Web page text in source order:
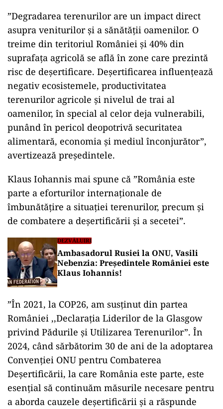
”Degradarea terenurilor are un impact direct
asupra veniturilor şi a sănătăţii oamenilor. O
treime din teritoriul României şi 40% din
suprafaţa agricolă se află în zone care prezintă
risc de deşertificare. Deşertificarea influenţează
negativ ecosistemele, productivitatea
terenurilor agricole şi nivelul de trai al
oamenilor, în special al celor deja vulnerabili,
punând în pericol deopotrivă securitatea
alimentară, economia şi mediul înconjurător”,
avertizează preşedintele.
Klaus Iohannis mai spune că ”România este
parte a eforturilor internaţionale de
îmbunătăţire a situaţiei terenurilor, precum şi
de combatere a deşertificării şi a secetei”.
DEZVĂLUIRI
Ambasadorul Rusiei la ONU, Vasili
Nebenzia: Președintele României este
Klaus Iohannis!
”În 2021, la COP26, am susţinut din partea
României ,,Declaraţia Liderilor de la Glasgow
privind Pădurile şi Utilizarea Terenurilor”. În
2024, când sărbătorim 30 de ani de la adoptarea
Convenţiei ONU pentru Combaterea
Deşertificării, la care România este parte, este
esenţial să continuăm măsurile necesare pentru
a aborda cauzele deşertificării şi a răspunde